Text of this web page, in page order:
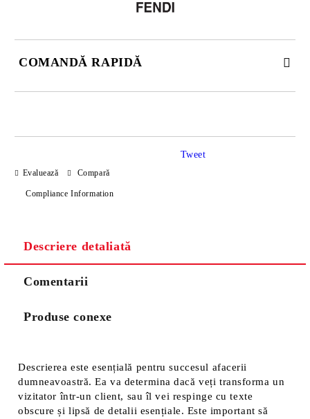
COMANDĂ RAPIDĂ
Sunt de acord cu
Noi vă vom contacta pentru finalizarea comenzii.
Evaluează Compară
Compliance Information
Tweet
Descriere detaliată
Comentarii
Produse conexe
Descrierea este esențială pentru succesul afacerii
dumneavoastră. Ea va determina dacă veți transforma un
vizitator într-un client, sau îl vei respinge cu texte
obscure și lipsă de detalii esențiale. Este important să